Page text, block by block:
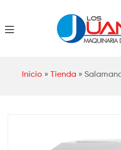
Los
Inicio » Tienda »
Los